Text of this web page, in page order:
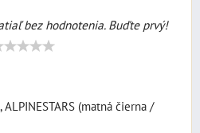
bez hodnotenia. Buďte prvý!
(matná čierna /